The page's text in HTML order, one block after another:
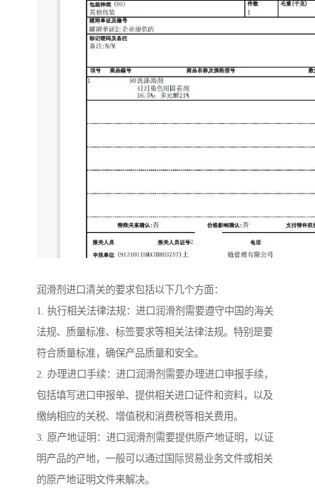
润滑剂进口清关的要求包括以下几个方面：
1. 执行相关法律法规：进口润滑剂需要遵守中国的海关
法规、质量标准、标签要求等相关法律法规。特别是要
符合质量标准，确保产品质量和安全。
2. 办理进口手续：进口润滑剂需要办理进口申报手续，
包括填写进口申报单、提供相关进口证件和资料，以及
缴纳相应的关税、增值税和消费税等相关费用。
3. 原产地证明：进口润滑剂需要提供原产地证明，以证
明产品的产地，一般可以通过国际贸易业务文件或相关
的原产地证明文件来解决。